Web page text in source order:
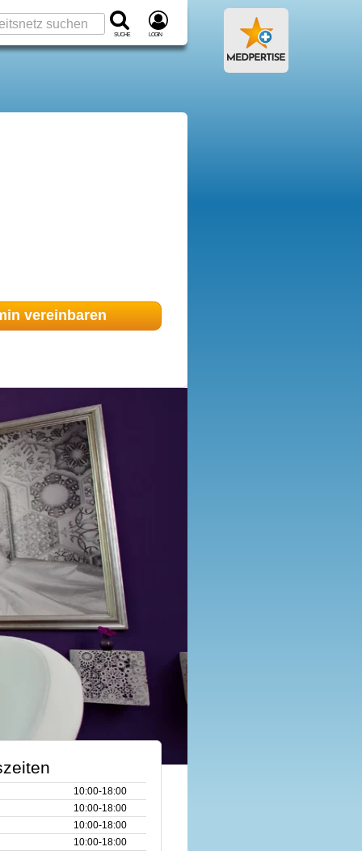
Suche Login
vereinbaren
10:00‑18:00
10:00‑18:00
10:00‑18:00
10:00‑18:00